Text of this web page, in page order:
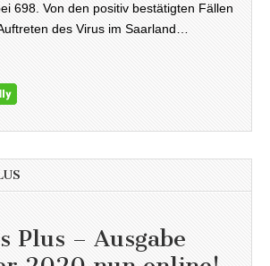
698. Von den positiv bestätigten Fällen
des Virus im Saarland…
Plus – Ausgabe